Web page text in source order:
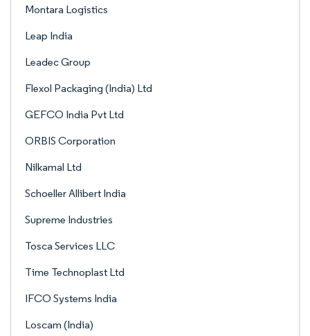
Montara Logistics
Leap India
Leadec Group
Flexol Packaging (India) Ltd
GEFCO India Pvt Ltd
ORBIS Corporation
Nilkamal Ltd
Schoeller Allibert India
Supreme Industries
Tosca Services LLC
Time Technoplast Ltd
IFCO Systems India
Loscam (India)